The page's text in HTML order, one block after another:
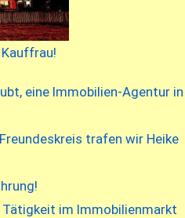
eine Immobilien-Agentur in
trafen wir Heike
im Immobilienmarkt